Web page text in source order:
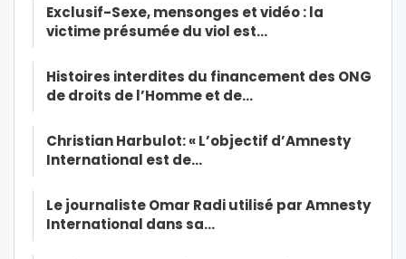
Exclusif-Sexe, mensonges et vidéo : la
victime présumée du viol est…
Histoires interdites du financement des ONG
de droits de l’Homme et de…
Christian Harbulot: « L’objectif d’Amnesty
International est de…
Le journaliste Omar Radi utilisé par Amnesty
International dans sa…